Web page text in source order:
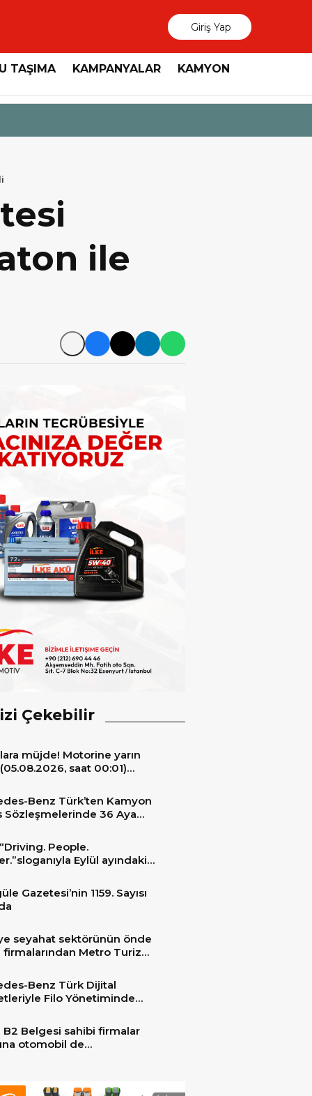
Giriş Yap
TAŞIMA KAMPANYALAR KAMYON
ile
Çekebilir
müjde! Motorine yarın
saat 00:01)
Benz Türk’ten Kamyon
Sözleşmelerinde 36 Aya
People.
Eylül ayındaki
Gazetesi’nin 1159. Sayısı
seyahat sektörünün önde
Metro Turizm
2 adet yepyeni MAN
ile güçlendirdi!
Benz Türk Dijital
Filo Yönetiminde
B2 Belgesi sahibi firmalar
otomobil de